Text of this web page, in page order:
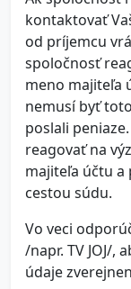
kontaktovať
od príjemcu
spoločnosť
meno majiteľa
nemusí byť
poslali
reagovať na
majiteľa účtu a
cestou súdu.
Vo veci
/napr. TV JOJ/,
údaje